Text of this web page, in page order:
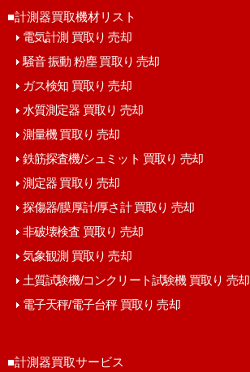
■計測器買取機材リスト
電気計測 買取り 売却
騒音 振動 粉塵 買取り 売却
ガス検知 買取り 売却
水質測定器 買取り 売却
測量機 買取り 売却
鉄筋探査機/シュミット 買取り 売却
測定器 買取り 売却
探傷器/膜厚計/厚さ計 買取り 売却
非破壊検査 買取り 売却
気象観測 買取り 売却
土質試験機/コンクリート試験機 買取り 売却
電子天秤/電子台秤 買取り 売却
■計測器買取サービス